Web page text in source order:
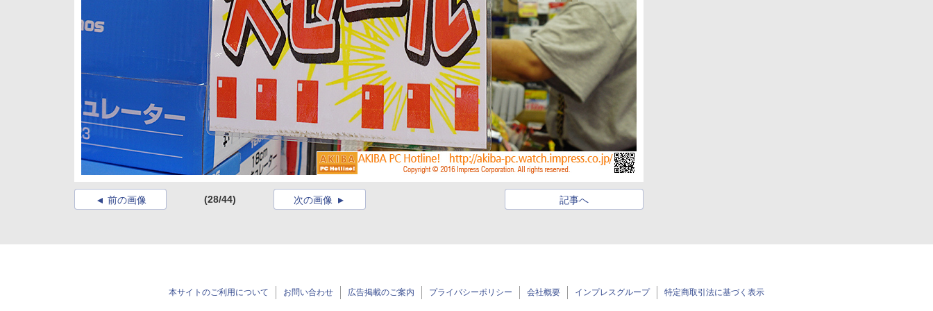
前の画像 (28/44) 記事へ
次の画像
本サイトのご利用について お問い合わせ 広告掲載のご案内 プライバシーポリシー 会社概要 インプレスグループ 特定商取引法に基づく表示